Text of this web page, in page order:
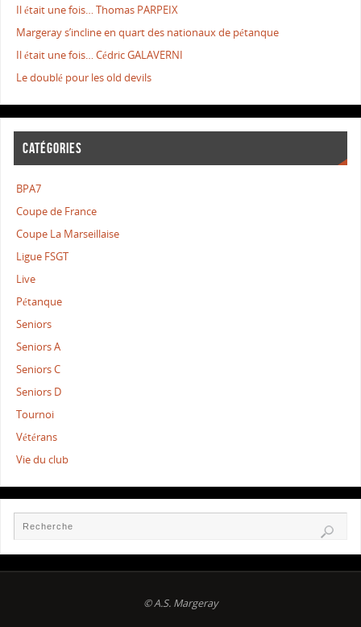
Il était une fois… Thomas PARPEIX
Margeray s’incline en quart des nationaux de pétanque
Il était une fois… Cédric GALAVERNI
Le doublé pour les old devils
CATÉGORIES
BPA7
Coupe de France
Coupe La Marseillaise
Ligue FSGT
Live
Pétanque
Seniors
Seniors A
Seniors C
Seniors D
Tournoi
Vétérans
Vie du club
© A.S. Margeray